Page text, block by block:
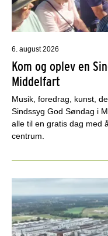
6. august 2026
Kom og oplev en
Middelfart
Musik, foredrag, kunst,
Sindssyg God Søndag i
alle til en gratis dag med
centrum.